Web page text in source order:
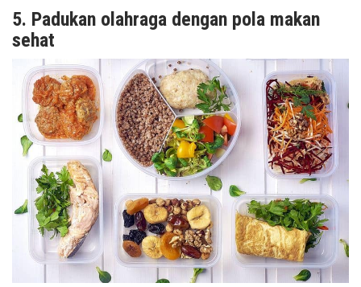
5. Padukan olahraga dengan pola makan
sehat